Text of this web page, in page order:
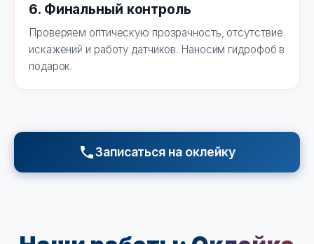
6. Финальный контроль
Проверяем оптическую прозрачность, отсутствие
искажений и работу датчиков. Наносим гидрофоб в
подарок.
Записаться на оклейку